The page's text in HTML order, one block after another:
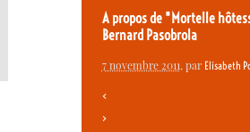
A propos de "Mortelle
Bernard Pasobrola
7 novembre 2011, par Elisabeth
<
>